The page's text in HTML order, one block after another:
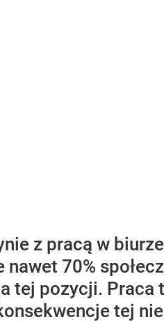
z pracą w
70%
tej pozycji. Praca
tej